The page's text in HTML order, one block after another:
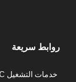
روابط سريعة
خدمات التشغيل CNC